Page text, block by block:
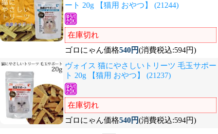
ート 20g 【猫用 おやつ】 (21244)
在庫切れ
ゴロにゃん価格540円(消費税込:594円)
ヴォイス 猫にやさしいトリーツ 毛玉サポー
ト 20g 【猫用 おやつ】 (21237)
在庫切れ
ゴロにゃん価格540円(消費税込:594円)